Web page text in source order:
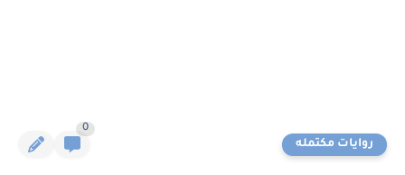
روايات مكتمله
0